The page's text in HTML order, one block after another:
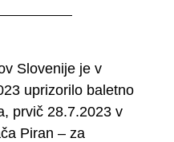
Slovenije je v
uprizorilo baletno
prvič 28.7.2023 v
Piran – za